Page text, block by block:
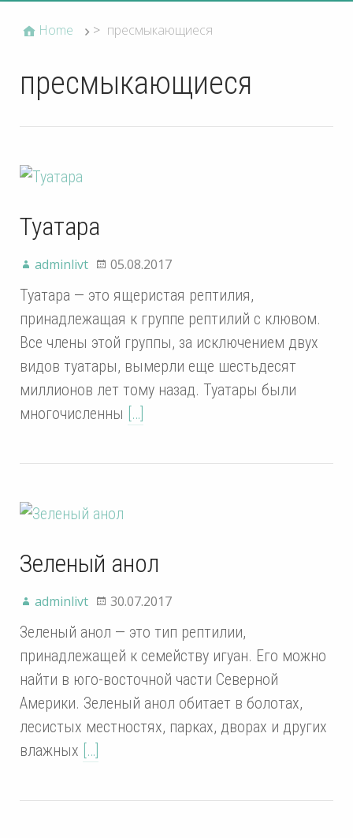
Home > пресмыкающиеся
пресмыкающиеся
Туатара
adminlivt 05.08.2017
Туатара — это ящеристая рептилия,
принадлежащая к группе рептилий с клювом.
Все члены этой группы, за исключением двух
видов туатары, вымерли еще шестьдесят
миллионов лет тому назад. Туатары были
многочисленны […]
Зеленый анол
adminlivt 30.07.2017
Зеленый анол — это тип рептилии,
принадлежащей к семейству игуан. Его можно
найти в юго-восточной части Северной
Америки. Зеленый анол обитает в болотах,
лесистых местностях, парках, дворах и других
влажных […]